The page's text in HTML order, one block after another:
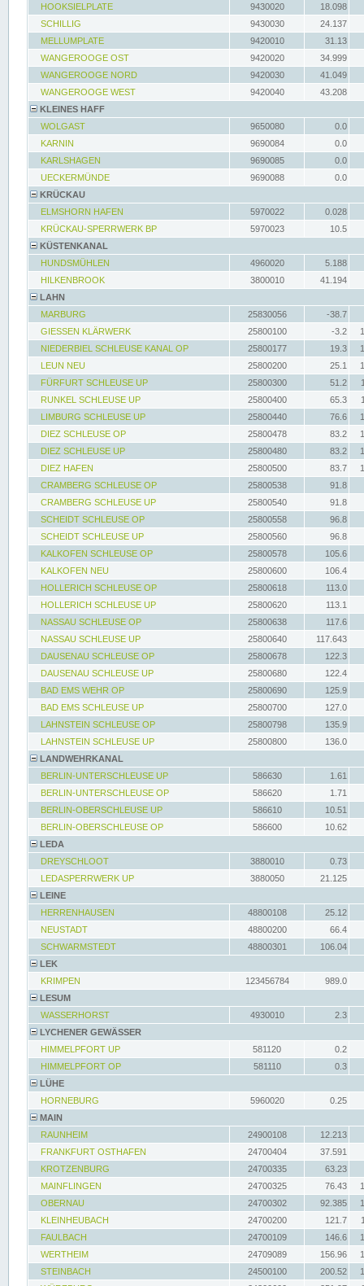
HOOKSIELPLATE
9430020
18.098
SCHILLIG
9430030
24.137
MELLUMPLATE
9420010
31.13
WANGEROOGE OST
9420020
34.999
WANGEROOGE NORD
9420030
41.049
WANGEROOGE WEST
9420040
43.208
KLEINES HAFF
WOLGAST
9650080
0.0
KARNIN
9690084
0.0
KARLSHAGEN
9690085
0.0
UECKERMÜNDE
9690088
0.0
KRÜCKAU
ELMSHORN HAFEN
5970022
0.028
KRÜCKAU-SPERRWERK BP
5970023
10.5
KÜSTENKANAL
HUNDSMÜHLEN
4960020
5.188
HILKENBROOK
3800010
41.194
LAHN
MARBURG
25830056
-38.7
GIESSEN KLÄRWERK
25800100 -3.2
NIEDERBIEL SCHLEUSE KANAL OP
25800177 19.3
LEUN NEU
25800200 25.1
FÜRFURT SCHLEUSE UP
25800300 51.2
RUNKEL SCHLEUSE UP
25800400 65.3
LIMBURG SCHLEUSE UP
25800440 76.6
DIEZ SCHLEUSE OP
25800478 83.2
DIEZ SCHLEUSE UP
25800480 83.2
DIEZ HAFEN
25800500 83.7
CRAMBERG SCHLEUSE OP
25800538
91.8
CRAMBERG SCHLEUSE UP
25800540
91.8
SCHEIDT SCHLEUSE OP
25800558
96.8
SCHEIDT SCHLEUSE UP
25800560
96.8
KALKOFEN SCHLEUSE OP
25800578
105.6
KALKOFEN NEU
25800600
106.4
HOLLERICH SCHLEUSE OP
25800618
113.0
HOLLERICH SCHLEUSE UP
25800620
113.1
NASSAU SCHLEUSE OP
25800638
117.6
NASSAU SCHLEUSE UP
25800640
117.643
DAUSENAU SCHLEUSE OP
25800678
122.3
DAUSENAU SCHLEUSE UP
25800680
122.4
BAD EMS WEHR OP
25800690
125.9
BAD EMS SCHLEUSE UP
25800700
127.0
LAHNSTEIN SCHLEUSE OP
25800798
135.9
LAHNSTEIN SCHLEUSE UP
25800800
136.0
LANDWEHRKANAL
BERLIN-UNTERSCHLEUSE UP
586630
1.61
BERLIN-UNTERSCHLEUSE OP
586620
1.71
BERLIN-OBERSCHLEUSE UP
586610
10.51
BERLIN-OBERSCHLEUSE OP
586600
10.62
LEDA
DREYSCHLOOT
3880010
0.73
LEDASPERRWERK UP
3880050
21.125
LEINE
HERRENHAUSEN
48800108
25.12
NEUSTADT
48800200
66.4
SCHWARMSTEDT
48800301
106.04
LEK
KRIMPEN
123456784
989.0
LESUM
WASSERHORST
4930010
2.3
LYCHENER GEWÄSSER
HIMMELPFORT UP
581120
0.2
HIMMELPFORT OP
581110
0.3
LÜHE
HORNEBURG
5960020
0.25
MAIN
RAUNHEIM
24900108
12.213
FRANKFURT OSTHAFEN
24700404
37.591
KROTZENBURG
24700335
63.23
MAINFLINGEN
24700325 76.43
OBERNAU
24700302 92.385
KLEINHEUBACH
24700200 121.7
FAULBACH
24700109 146.6
WERTHEIM
24709089 156.96
STEINBACH
24500100 200.52